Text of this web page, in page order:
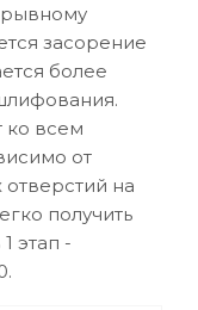
засорение
более
ко всем
от
на
получить
этап -